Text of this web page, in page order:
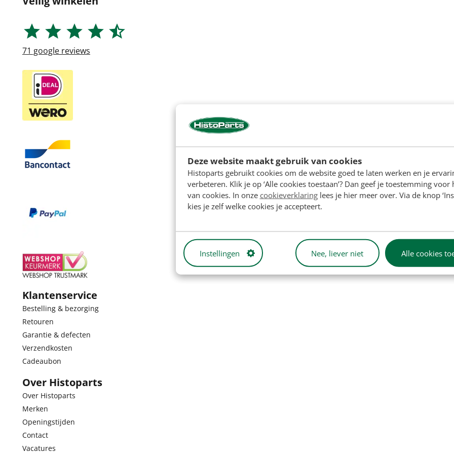
Deze website maakt gebruik van cookies
Histoparts gebruikt cookies om de website goed te laten werken en je
verbeteren. Klik je op ‘Alle cookies toestaan’? Dan geef je toestemming voor
van cookies. In onze cookieverklaringlees je hier meer over. Via de knop
kies je zelf welke cookies je accepteert.
Instellingen Nee, liever niet Alle cookies
71 google reviews
Klantenservice
Bestelling & bezorging
Retouren
Garantie & defecten
Verzendkosten
Cadeaubon
Over Histoparts
Over Histoparts
Merken
Openingstijden
Contact
Vacatures